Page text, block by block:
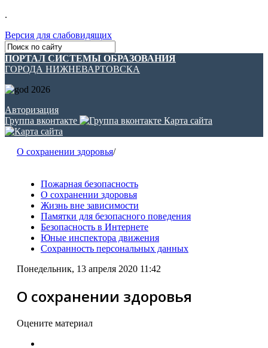
.
Версия для слабовидящих
ПОРТАЛ СИСТЕМЫ ОБРАЗОВАНИЯ
ГОРОДА НИЖНЕВАРТОВСКА
Авторизация
Группа вконтакте
Карта сайта
О сохранении здоровья/
Пожарная безопасность
О сохранении здоровья
Жизнь вне зависимости
Памятки для безопасного поведения
Безопасность в Интернете
Юные инспектора движения
Сохранность персональных данных
Понедельник, 13 апреля 2020 11:42
О сохранении здоровья
Оцените материал